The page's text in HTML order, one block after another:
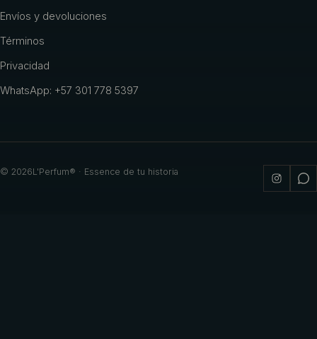
Envíos y devoluciones
Términos
Privacidad
WhatsApp: +57 301 778 5397
© 2026L'Perfum® · Essence de tu historia